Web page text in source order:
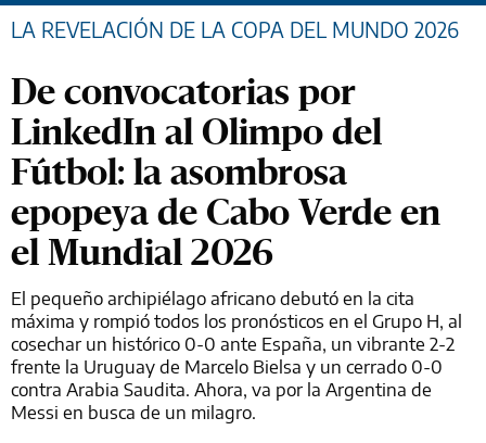
LA REVELACIÓN DE LA COPA DEL MUNDO 2026
De convocatorias por
LinkedIn al Olimpo del
Fútbol: la asombrosa
epopeya de Cabo Verde en
el Mundial 2026
El pequeño archipiélago africano debutó en la cita
máxima y rompió todos los pronósticos en el Grupo H, al
cosechar un histórico 0-0 ante España, un vibrante 2-2
frente la Uruguay de Marcelo Bielsa y un cerrado 0-0
contra Arabia Saudita. Ahora, va por la Argentina de
Messi en busca de un milagro.